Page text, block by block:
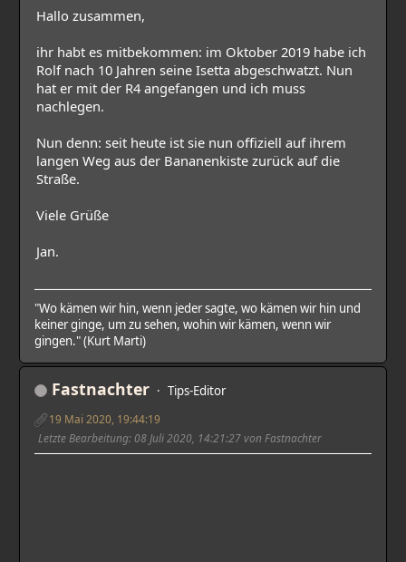
Hallo zusammen,
ihr habt es mitbekommen: im Oktober 2019 habe ich
Rolf nach 10 Jahren seine Isetta abgeschwatzt. Nun
hat er mit der R4 angefangen und ich muss
nachlegen.
Nun denn: seit heute ist sie nun offiziell auf ihrem
langen Weg aus der Bananenkiste zurück auf die
Straße.
Viele Grüße
Jan.
"Wo kämen wir hin, wenn jeder sagte, wo kämen wir hin und
keiner ginge, um zu sehen, wohin wir kämen, wenn wir
gingen." (Kurt Marti)
Fastnachter Tips-Editor
19 Mai 2020, 19:44:19
Letzte Bearbeitung: 08 Juli 2020, 14:21:27 von Fastnachter